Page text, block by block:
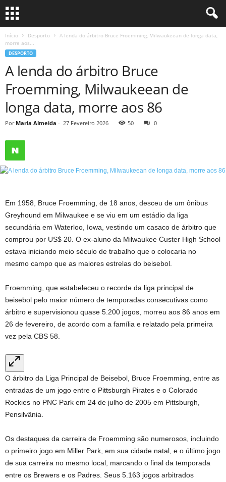
Início Desporto
A lenda do árbitro Bruce Froemming, Milwaukeean de longa data,
morre aos...
DESPORTO
A lenda do árbitro Bruce
Froemming, Milwaukeean de
longa data, morre aos 86
Por Maria Almeida - 27 Fevereiro 2026 50 0
Em 1958, Bruce Froemming, de 18 anos, desceu de um ônibus
Greyhound em Milwaukee e se viu em um estádio da liga
secundária em Waterloo, Iowa, vestindo um casaco de árbitro que
comprou por US$ 20. O ex-aluno da Milwaukee Custer High School
estava iniciando meio século de trabalho que o colocaria no
mesmo campo que as maiores estrelas do beisebol.
Froemming, que estabeleceu o recorde da liga principal de
beisebol pelo maior número de temporadas consecutivas como
árbitro e supervisionou quase 5.200 jogos, morreu aos 86 anos em
26 de fevereiro, de acordo com a família e relatado pela primeira
vez pela CBS 58.
O árbitro da Liga Principal de Beisebol, Bruce Froemming, entre as
entradas de um jogo entre o Pittsburgh Pirates e o Colorado
Rockies no PNC Park em 24 de julho de 2005 em Pittsburgh,
Pensilvânia.
Os destaques da carreira de Froemming são numerosos, incluindo
o primeiro jogo em Miller Park, em sua cidade natal, e o último jogo
de sua carreira no mesmo local, marcando o final da temporada
entre os Brewers e os Padres. Seus 5.163 jogos arbitrados